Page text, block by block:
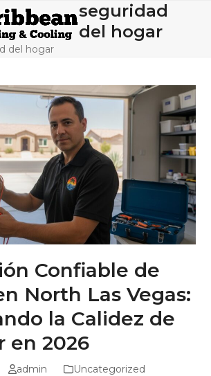
seguridad
del hogar
del hogar
Confiable de
North Las Vegas:
la Calidez de
en 2026
admin
Uncategorized